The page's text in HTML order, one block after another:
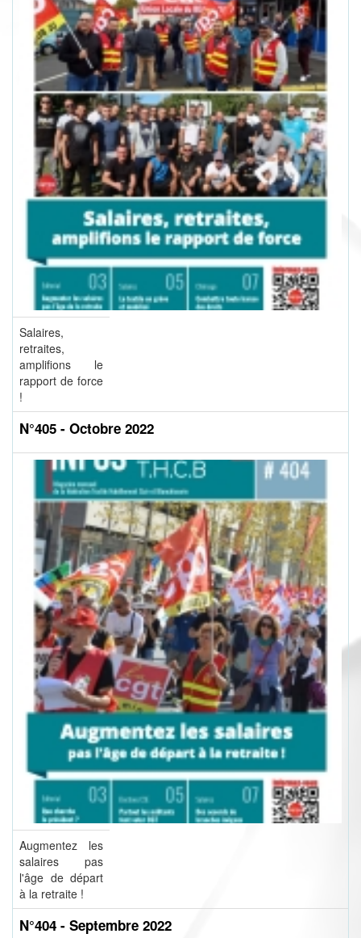
Salaires,
retraites,
amplifions le
rapport de force
!
N°405 - Octobre 2022
Augmentez les
salaires pas
l'âge de départ
à la retraite !
N°404 - Septembre 2022